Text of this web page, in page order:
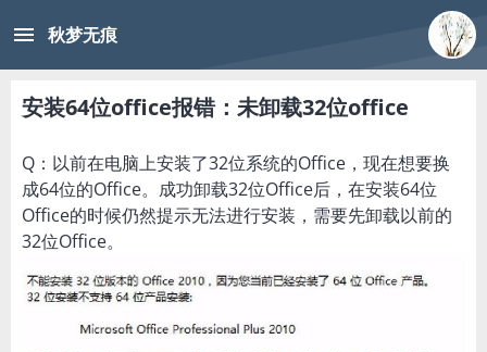
menu 秋梦无痕
安装64位office报错：未卸载32位office
Q：以前在电脑上安装了32位系统的Office，现在想要换
成64位的Office。成功卸载32位Office后，在安装64位
Office的时候仍然提示无法进行安装，需要先卸载以前的
32位Office。